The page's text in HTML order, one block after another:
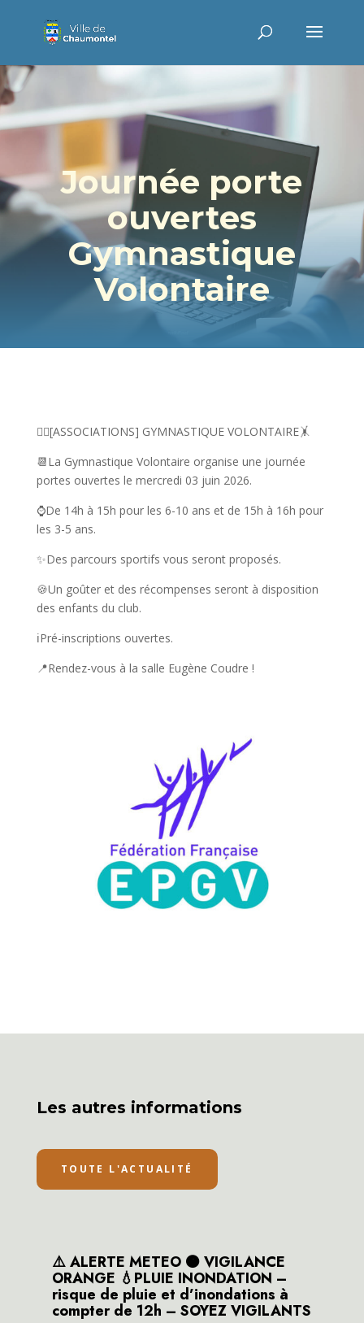
Journée porte
ouvertes
Gymnastique
Volontaire
🤸‍♀️[ASSOCIATIONS] GYMNASTIQUE VOLONTAIRE🤸
📆La Gymnastique Volontaire organise une journée
portes ouvertes le mercredi 03 juin 2026.
⌚️De 14h à 15h pour les 6-10 ans et de 15h à 16h pour
les 3-5 ans.
✨Des parcours sportifs vous seront proposés.
🍪Un goûter et des récompenses seront à disposition
des enfants du club.
ℹ️Pré-inscriptions ouvertes.
📍Rendez-vous à la salle Eugène Coudre !
Les autres informations
TOUTE L'ACTUALITÉ
⚠️ ALERTE METEO 🟠 VIGILANCE
ORANGE 💧PLUIE INONDATION –
risque de pluie et d’inondations à
compter de 12h – SOYEZ VIGILANTS